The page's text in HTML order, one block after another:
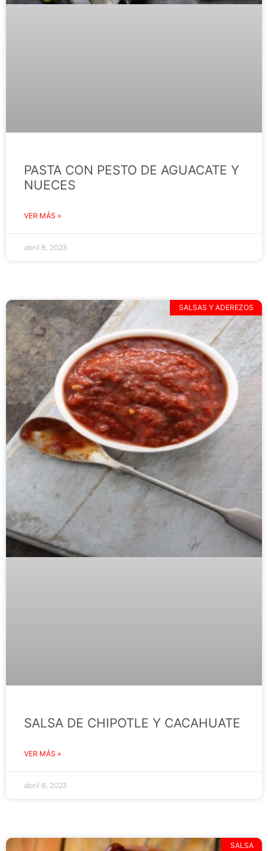
PASTA CON PESTO DE AGUACATE Y
NUECES
VER MÁS »
abril 8, 2023
SALSAS Y ADEREZOS
SALSA DE CHIPOTLE Y CACAHUATE
VER MÁS »
abril 8, 2023
SALSA